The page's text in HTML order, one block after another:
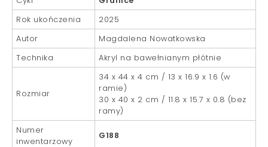
Rok ukończenia
2025
Autor
Magdalena Nowatkowska
Technika
Akryl na bawełnianym płótnie
Rozmiar
34 x 44 x 4 cm / 13 x 16.9 x 1.6 (w
ramie)
30 x 40 x 2 cm / 11.8 x 15.7 x 0.8 (bez
ramy)
Numer
inwentarzowy
G188